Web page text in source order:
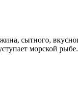
сытного,
морской